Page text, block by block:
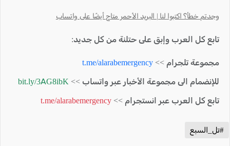
وجدتم خطأ؟ اكتبوا لنا | البريد الأحمر متاح أيضًا على واتساب
تابع كل العرب وإبق على حتلنة من كل جديد:
مجموعة تلجرام >> t.me/alarabemergency
للإنضمام الى مجموعة الأخبار عبر واتساب >> bit.ly/3AG8ibK
تابع كل العرب عبر انستجرام >> t.me/alarabemergency
#تل_السبع